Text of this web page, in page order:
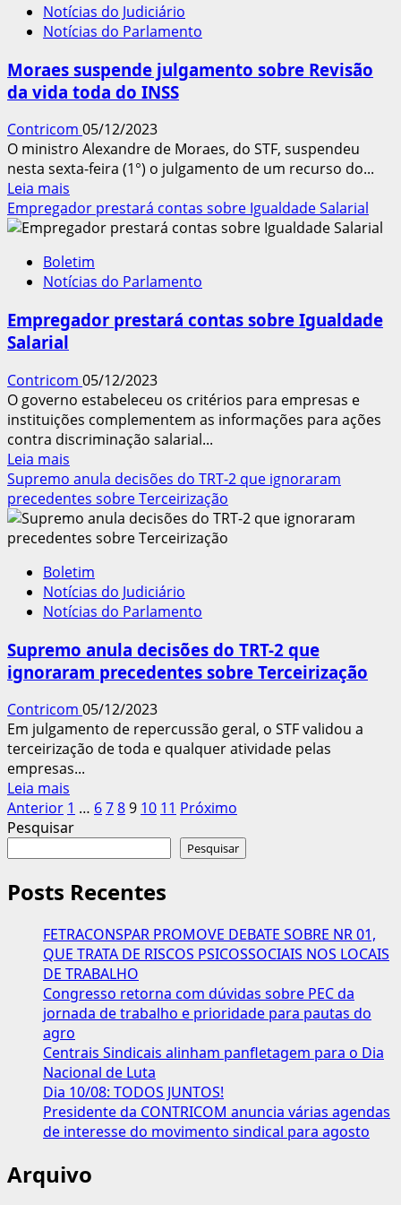
retomar
direitos
com
Reforma
Notícias do Judiciário
Notícias do Parlamento
Moraes suspende julgamento sobre Revisão
da vida toda do INSS
Contricom 05/12/2023
O ministro Alexandre de Moraes, do STF, suspendeu
nesta sexta-feira (1°) o julgamento de um recurso do...
Leia mais
mais
sobre
suspende
julgamento
Revisão
toda
do
INSS
Empregador prestará contas sobre Igualdade Salarial
Boletim
Notícias do Parlamento
Empregador prestará contas sobre Igualdade
Salarial
Contricom 05/12/2023
O governo estabeleceu os critérios para empresas e
instituições complementem as informações para ações
contra discriminação salarial...
Leia mais
mais
sobre
Empregador
prestará
sobre
Igualdade
Salarial
Supremo anula decisões do TRT-2 que ignoraram
precedentes sobre Terceirização
Boletim
Notícias do Judiciário
Notícias do Parlamento
Supremo anula decisões do TRT-2 que
ignoraram precedentes sobre Terceirização
Contricom 05/12/2023
Em julgamento de repercussão geral, o STF validou a
terceirização de toda e qualquer atividade pelas
empresas...
Leia mais
mais
sobre
decisões
do
TRT-
2
que
ignoraram
precedentes
sobre
Terceirização
Paginação
dos
Anterior 1 … 6789 10 11 Próximo
Pesquisar
Pesquisar
Posts Recentes
FETRACONSPAR PROMOVE DEBATE SOBRE NR 01,
QUE TRATA DE RISCOS PSICOSSOCIAIS NOS LOCAIS
DE TRABALHO
Congresso retorna com dúvidas sobre PEC da
jornada de trabalho e prioridade para pautas do
agro
Centrais Sindicais alinham panfletagem para o Dia
Nacional de Luta
Dia 10/08: TODOS JUNTOS!
Presidente da CONTRICOM anuncia várias agendas
de interesse do movimento sindical para agosto
Arquivo